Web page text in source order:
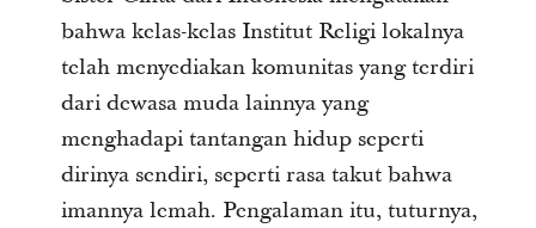
bahwa kelas-kelas Institut Religi lokalnya
telah menyediakan komunitas yang terdiri
dari dewasa muda lainnya yang
menghadapi tantangan hidup seperti
dirinya sendiri, seperti rasa takut bahwa
imannya lemah. Pengalaman itu, tuturnya,